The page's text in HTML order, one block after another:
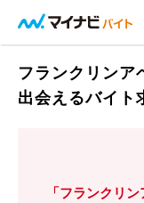
フランクリンア
出会えるバイト
「フランクリ